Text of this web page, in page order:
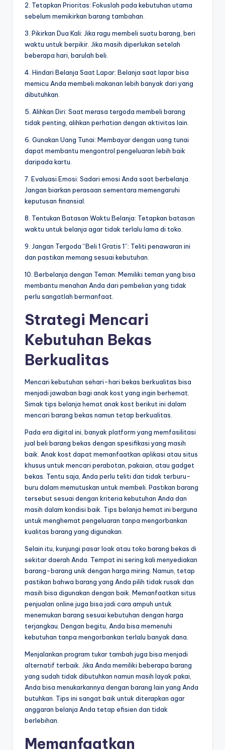
2. Tetapkan Prioritas: Fokuslah pada kebutuhan utama
sebelum memikirkan barang tambahan.
3. Pikirkan Dua Kali: Jika ragu membeli suatu barang, beri
waktu untuk berpikir. Jika masih diperlukan setelah
beberapa hari, barulah beli.
4. Hindari Belanja Saat Lapar: Belanja saat lapar bisa
memicu Anda membeli makanan lebih banyak dari yang
dibutuhkan.
5. Alihkan Diri: Saat merasa tergoda membeli barang
tidak penting, alihkan perhatian dengan aktivitas lain.
6. Gunakan Uang Tunai: Membayar dengan uang tunai
dapat membantu mengontrol pengeluaran lebih baik
daripada kartu.
7. Evaluasi Emosi: Sadari emosi Anda saat berbelanja.
Jangan biarkan perasaan sementara memengaruhi
keputusan finansial.
8. Tentukan Batasan Waktu Belanja: Tetapkan batasan
waktu untuk belanja agar tidak terlalu lama di toko.
9. Jangan Tergoda “Beli 1 Gratis 1”: Teliti penawaran ini
dan pastikan memang sesuai kebutuhan.
10. Berbelanja dengan Teman: Memiliki teman yang bisa
membantu menahan Anda dari pembelian yang tidak
perlu sangatlah bermanfaat.
Strategi Mencari
Kebutuhan Bekas
Berkualitas
Mencari kebutuhan sehari-hari bekas berkualitas bisa
menjadi jawaban bagi anak kost yang ingin berhemat.
Simak tips belanja hemat anak kost berikut ini dalam
mencari barang bekas namun tetap berkualitas.
Pada era digital ini, banyak platform yang memfasilitasi
jual beli barang bekas dengan spesifikasi yang masih
baik. Anak kost dapat memanfaatkan aplikasi atau situs
khusus untuk mencari perabotan, pakaian, atau gadget
bekas. Tentu saja, Anda perlu teliti dan tidak terburu-
buru dalam memutuskan untuk membeli. Pastikan barang
tersebut sesuai dengan kriteria kebutuhan Anda dan
masih dalam kondisi baik. Tips belanja hemat ini berguna
untuk menghemat pengeluaran tanpa mengorbankan
kualitas barang yang digunakan.
Selain itu, kunjungi pasar loak atau toko barang bekas di
sekitar daerah Anda. Tempat ini sering kali menyediakan
barang-barang unik dengan harga miring. Namun, tetap
pastikan bahwa barang yang Anda pilih tidak rusak dan
masih bisa digunakan dengan baik. Memanfaatkan situs
penjualan online juga bisa jadi cara ampuh untuk
menemukan barang sesuai kebutuhan dengan harga
terjangkau. Dengan begitu, Anda bisa memenuhi
kebutuhan tanpa mengorbankan terlalu banyak dana.
Menjalankan program tukar tambah juga bisa menjadi
alternatif terbaik. Jika Anda memiliki beberapa barang
yang sudah tidak dibutuhkan namun masih layak pakai,
Anda bisa menukarkannya dengan barang lain yang Anda
butuhkan. Tips ini sangat baik untuk diterapkan agar
anggaran belanja Anda tetap efisien dan tidak
berlebihan.
Memanfaatkan